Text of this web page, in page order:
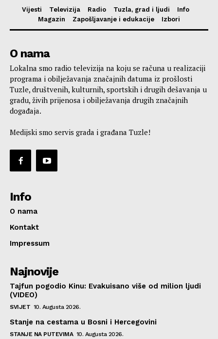
Vijesti Televizija Radio Tuzla, grad i ljudi
Info
Magazin
Zapošljavanje i edukacije Izbori
O nama
Lokalna smo radio televizija na koju se računa u realizaciji
programa i obilježavanja značajnih datuma iz prošlosti
Tuzle, društvenih, kulturnih, sportskih i drugih dešavanja u
gradu, živih prijenosa i obilježavanja drugih značajnih
događaja.
Medijski smo servis grada i građana Tuzle!
Info
O nama
Kontakt
Impressum
Najnovije
Tajfun pogodio Kinu: Evakuisano više od milion ljudi
(VIDEO)
SVIJET 10. Augusta 2026.
Stanje na cestama u Bosni i Hercegovini
STANJE NA PUTEVIMA 10. Augusta 2026.